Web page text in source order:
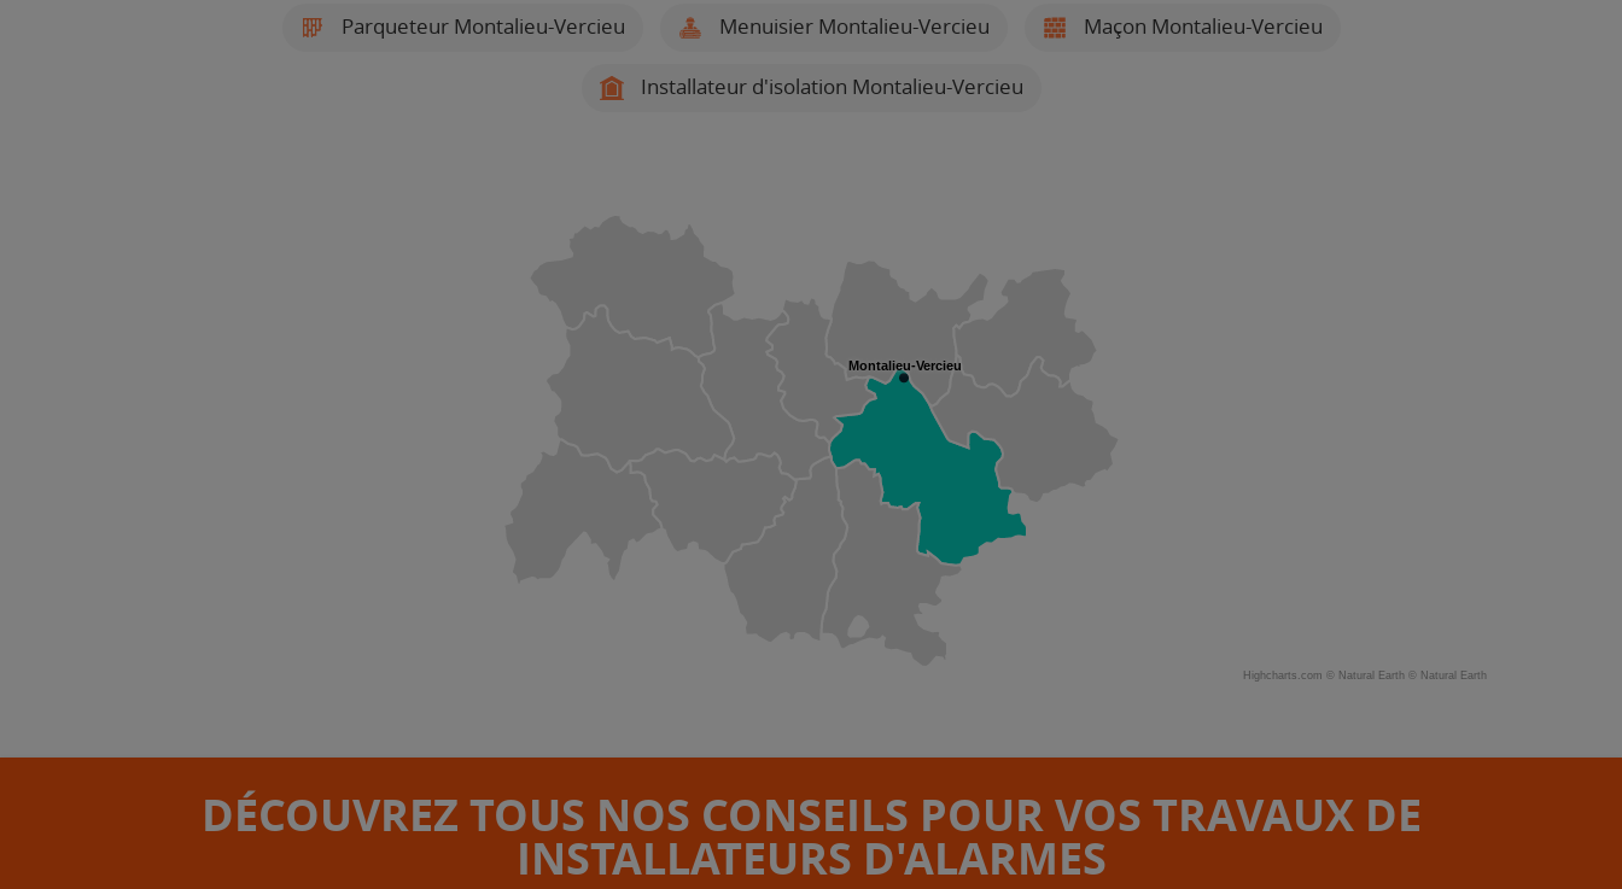
Parqueteur Montalieu-Vercieu Menuisier Montalieu-Vercieu Maçon Montalieu-Vercieu
Installateur d'isolation Montalieu-Vercieu
Montalieu-Vercieu
Highcharts.com © Natural Earth © Natural Earth
DÉCOUVREZ TOUS NOS CONSEILS POUR VOS TRAVAUX DE
INSTALLATEURS D'ALARMES